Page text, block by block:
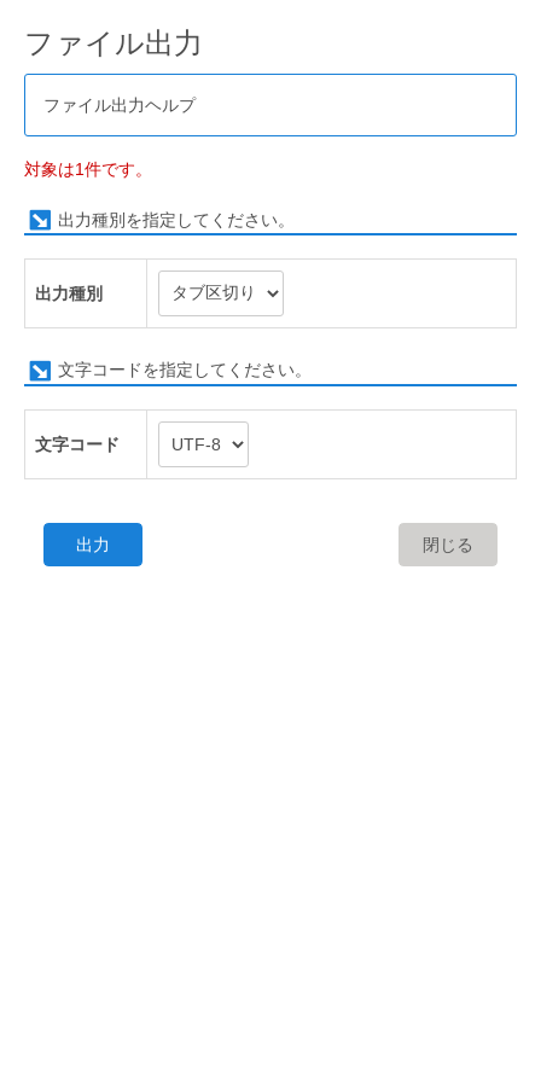
ファイル出力
ファイル出力ヘルプ
対象は1件です。
出力種別を指定してください。
出力種別
文字コードを指定してください。
文字コード